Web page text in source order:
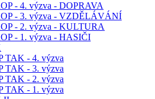
- 4. výzva - DOPRAVA
- 3. výzva - VZDĚLÁVÁNÍ
- 2. výzva - KULTURA
- 1. výzva - HASIČI
TAK - 4. výzva
TAK - 3. výzva
TAK - 2. výzva
TAK - 1. výzva